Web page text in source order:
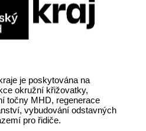
je poskytována na
okružní křižovatky,
točny MHD, regenerace
vybudování odstavných
pro řidiče.